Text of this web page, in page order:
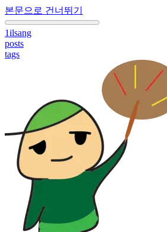
본문으로 건너뛰기
1ilsang
posts
tags